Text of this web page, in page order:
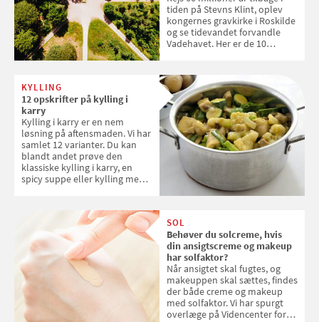
tiden på Stevns Klint, oplev
kongernes gravkirke i Roskilde
og se tidevandet forvandle
Vadehavet. Her er de 10
KYLLING
12 opskrifter på kylling i
karry
Kylling i karry er en nem
løsning på aftensmaden. Vi har
samlet 12 varianter. Du kan
blandt andet prøve den
klassiske kylling i karry, en
spicy suppe eller kylling med
SOL
Behøver du solcreme, hvis
din ansigtscreme og makeup
har solfaktor?
Når ansigtet skal fugtes, og
makeuppen skal sættes, findes
der både creme og makeup
med solfaktor. Vi har spurgt
overlæge på Videncenter for